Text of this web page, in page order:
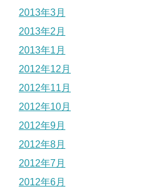
2013年3月
2013年2月
2013年1月
2012年12月
2012年11月
2012年10月
2012年9月
2012年8月
2012年7月
2012年6月